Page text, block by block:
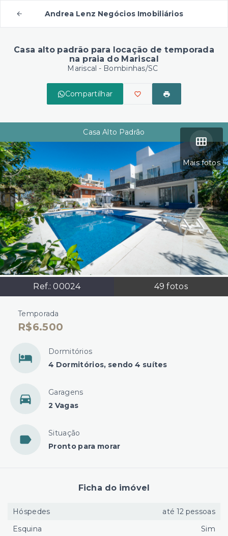
Andrea Lenz Negócios Imobiliários
Casa alto padrão para locação de temporada
na praia do Mariscal
Mariscal - Bombinhas/SC
Compartilhar
Mais fotos
Ref.:00024 49 fotos
Casa Alto Padrão
Temporada
R$6.500
Dormitórios
4 Dormitórios, sendo 4 suítes
Garagens
2 Vagas
Situação
Pronto para morar
Ficha do imóvel
Hóspedes
até 12 pessoas
Esquina
Sim